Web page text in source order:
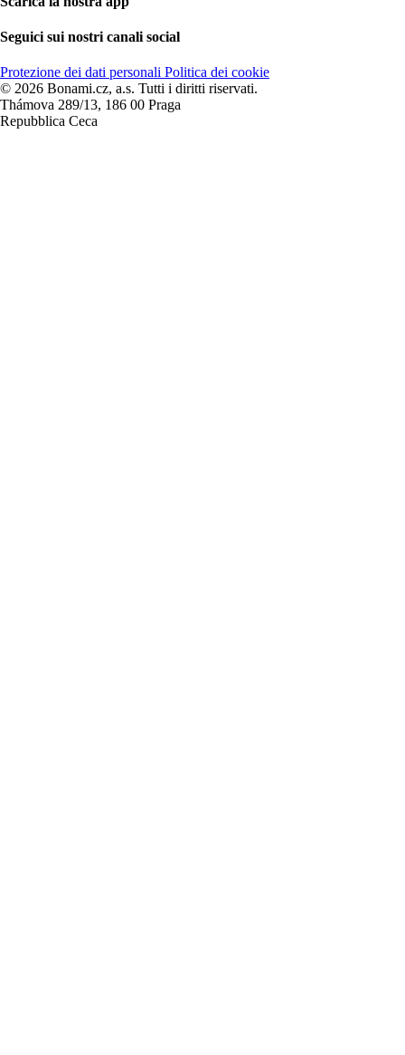
Seguici sui nostri canali social
Protezione dei dati personali Politica dei cookie
© 2026 Bonami.cz, a.s. Tutti i diritti riservati.
Thámova 289/13, 186 00 Praga
Repubblica Ceca